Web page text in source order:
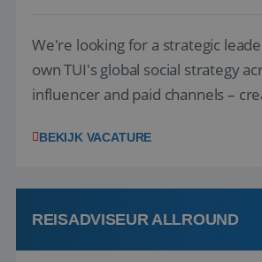
We're looking for a strategic
own TUI's global social strategy
influencer and paid channels –
locally. The role will be published
Attractive remuneration, discre...
BEKIJK VACATURE
REISADVISEUR ALLROUND